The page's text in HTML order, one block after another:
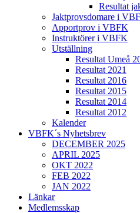
Resultat
Jaktprovsdomare i
Apportprov i VBFK
Instruktörer i VBFK
Utställning
Resultat Umeå
Resultat 2021
Resultat 2016
Resultat 2015
Resultat 2014
Resultat 2012
Kalender
VBFK´s Nyhetsbrev
DECEMBER 2025
APRIL 2025
OKT 2022
FEB 2022
JAN 2022
Länkar
Medlemsskap